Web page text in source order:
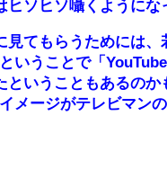
ソヒソ囁くようにな
てもらうためには
いうことで「
いうこともあるの
メージがテレビマン